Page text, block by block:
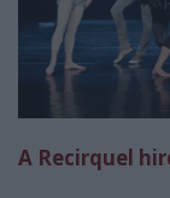
A Recirquel